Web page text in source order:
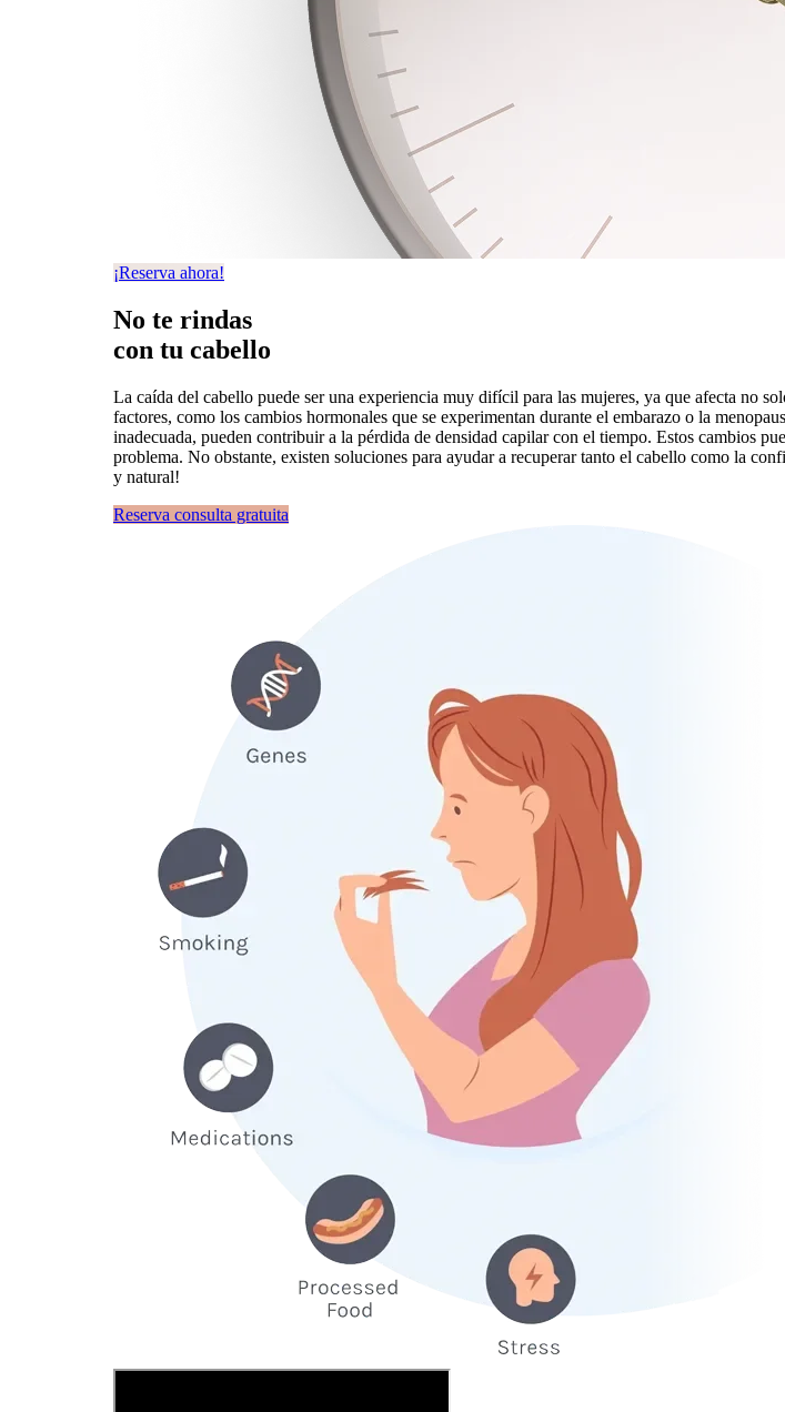
¡Reserva ahora!
No te rindas
con tu cabello
La caída del cabello puede ser una experiencia muy difícil para las mujeres, ya que afecta no
factores, como los cambios hormonales que se experimentan durante el embarazo o la
inadecuada, pueden contribuir a la pérdida de densidad capilar con el tiempo. Estos cambios
problema. No obstante, existen soluciones para ayudar a recuperar tanto el cabello como la
y natural!
Reserva consulta gratuita